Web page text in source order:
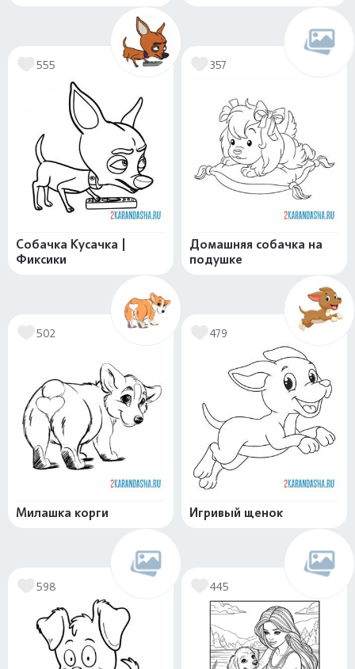
555
Собачка Кусачка |
Фиксики
357
Домашняя собачка на
подушке
502
Милашка корги
479
Игривый щенок
598 445